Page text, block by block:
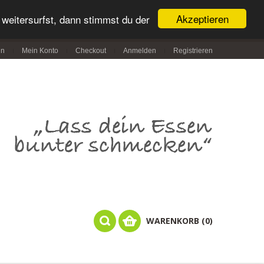
Akzeptieren
dann stimmst du der
Mein Konto Checkout Anmelden Registrieren
WARENKORB (0)